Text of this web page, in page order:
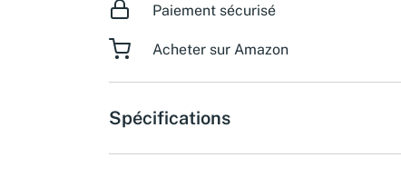
Paiement sécurisé
Acheter sur Amazon
Spécifications